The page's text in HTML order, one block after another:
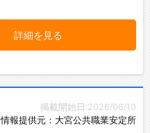
詳細を見る
掲載開始日:2026/06/10
情報提供元：大宮公共職業安定所